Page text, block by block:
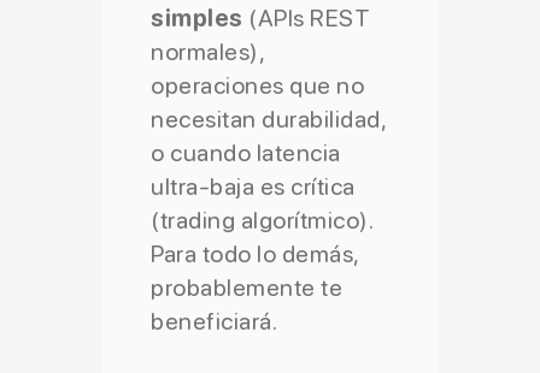
simples (APIs REST
normales),
operaciones que no
necesitan durabilidad,
o cuando latencia
ultra-baja es crítica
(trading algorítmico).
Para todo lo demás,
probablemente te
beneficiará.